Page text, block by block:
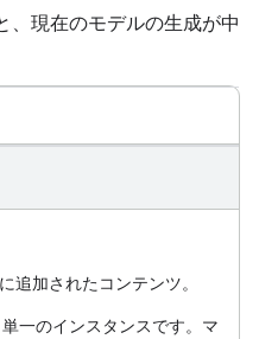
、現在のモデルの生成が中
追加されたコンテンツ。
一のインスタンスです。マ